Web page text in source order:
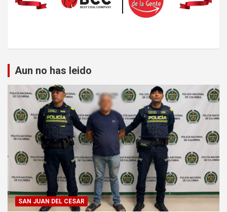
Aun no has leido
SAN JUAN DEL CESAR